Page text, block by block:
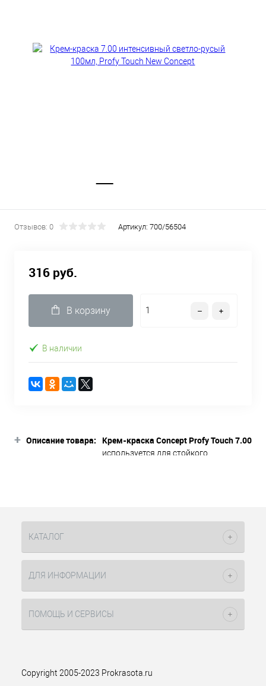
Отзывов: 0 Артикул: 700/56504
316 руб.
В корзину
В наличии
+ Описание товара: Крем-краска Concept Profy Touch 7.00
используется для стойкого
соблюдении аннотации и
Содержание малого процента
аммиака способствует щадящему
краситель мягкий и безопасный для
Оттенок:интенсивный светло-русый.
КАТАЛОГ
ДЛЯ ИНФОРМАЦИИ
ПОМОЩЬ И СЕРВИСЫ
Copyright 2005-2023 Prokrasota.ru